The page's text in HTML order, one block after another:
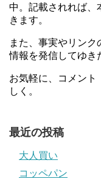
中。記載されれば、
きます。
また、事実やリン
情報を発信してゆき
お気軽に、コメント
しく。
最近の投稿
大人買い
コッペパン